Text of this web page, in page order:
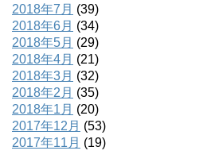
2018年7月 (39)
2018年6月 (34)
2018年5月 (29)
2018年4月 (21)
2018年3月 (32)
2018年2月 (35)
2018年1月 (20)
2017年12月 (53)
2017年11月 (19)